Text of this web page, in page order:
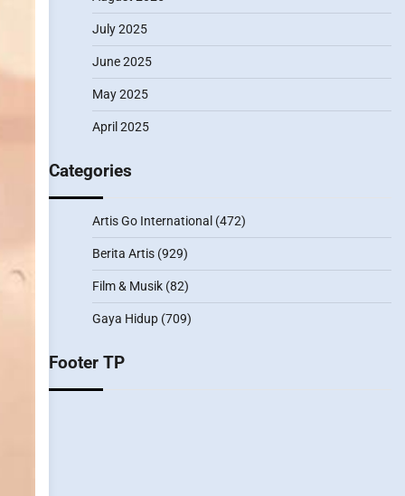
July 2025
June 2025
May 2025
April 2025
Categories
Artis Go International (472)
Berita Artis(929)
Film & Musik(82)
Gaya Hidup(709)
Footer TP